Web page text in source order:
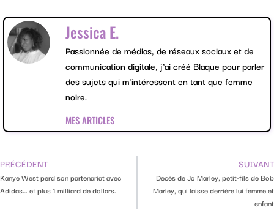
Jessica E.
Passionnée de médias, de réseaux sociaux et de
communication digitale, j'ai créé Blaque pour parler
des sujets qui m'intéressent en tant que femme
noire.
MES ARTICLES
PRÉCÉDENT
Kanye West perd son partenariat avec
Adidas… et plus 1 milliard de dollars.
SUIVANT
Décès de Jo Marley, petit-fils de Bob
Marley, qui laisse derrière lui femme et
enfant